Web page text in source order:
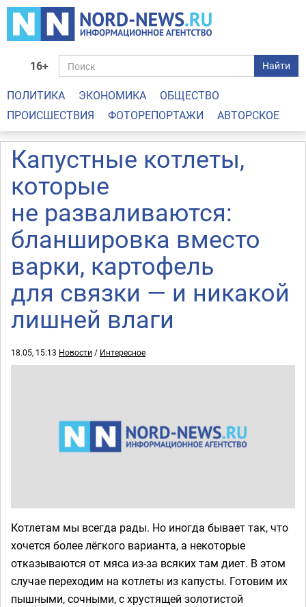
16+ Найти
ПОЛИТИКА ЭКОНОМИКА
ОБЩЕСТВО
ПРОИСШЕСТВИЯ
ФОТОРЕПОРТАЖИ АВТОРСКОЕ
Капустные котлеты,
которые
не разваливаются:
бланшировка вместо
варки, картофель
для связки — и никакой
лишней влаги
18.05, 15:13 Новости / Интересное
Котлетам мы всегда рады. Но иногда бывает так, что
хочется более лёгкого варианта, а некоторые
отказываются от мяса из-за всяких там диет. В этом
случае переходим на котлеты из капусты. Готовим их
пышными, сочными, с хрустящей золотистой